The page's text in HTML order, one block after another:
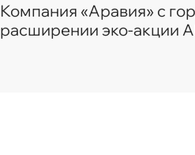
Компания «Аравия» с
расширении эко-акции